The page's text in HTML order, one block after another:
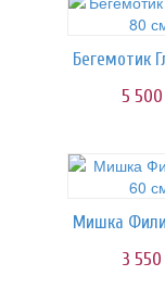
5 500
3 550